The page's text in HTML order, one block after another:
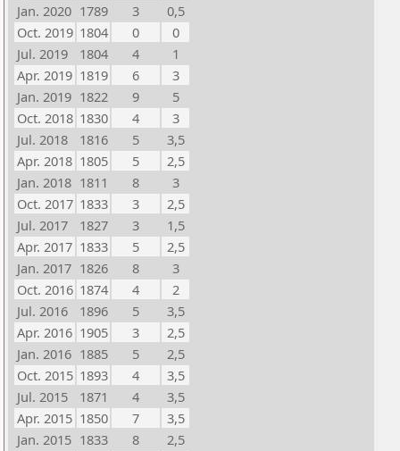
Jan. 2020 1789 3
0,5
Oct. 2019 1804 0
0
Jul. 2019
1804 4
1
Apr. 2019 1819 6
3
Jan. 2019 1822 9
5
Oct. 2018 1830 4
3
Jul. 2018
1816 5
3,5
Apr. 2018 1805 5
2,5
Jan. 2018 1811 8
3
Oct. 2017 1833 3
2,5
Jul. 2017
1827 3
1,5
Apr. 2017 1833 5
2,5
Jan. 2017 1826 8
3
Oct. 2016 1874 4
2
Jul. 2016
1896 5
3,5
Apr. 2016 1905 3
2,5
Jan. 2016 1885 5
2,5
Oct. 2015 1893 4
3,5
Jul. 2015
1871 4
3,5
Apr. 2015 1850 7
3,5
Jan. 2015 1833 8
2,5